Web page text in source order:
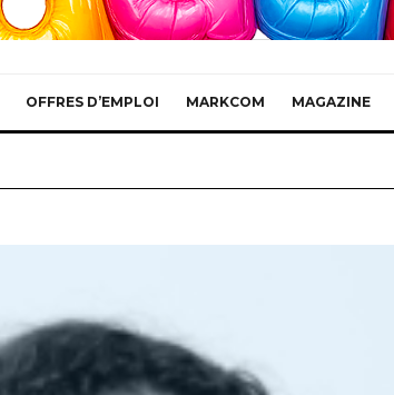
OFFRES D’EMPLOI MARKCOM MAGAZINE